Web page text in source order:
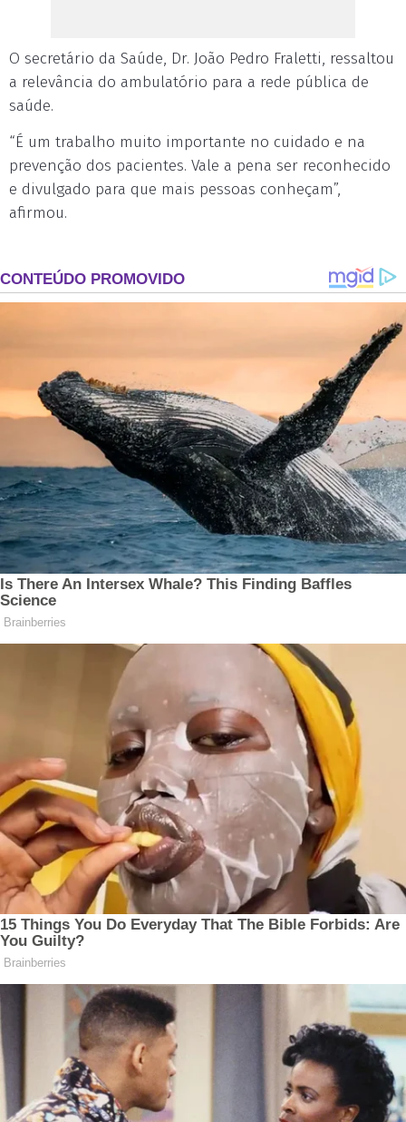
O secretário da Saúde, Dr. João Pedro Fraletti, ressaltou
a relevância do ambulatório para a rede pública de
saúde.
“É um trabalho muito importante no cuidado e na
prevenção dos pacientes. Vale a pena ser reconhecido
e divulgado para que mais pessoas conheçam”,
afirmou.